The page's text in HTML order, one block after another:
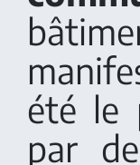
été le
par